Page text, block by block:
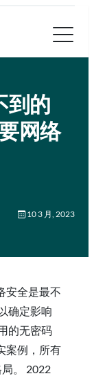
到的
网络
10 3 月, 2023
安全是最不
确定影响
的无密码
案例，所有
。 2022